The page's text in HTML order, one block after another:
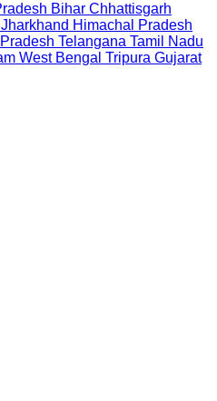
Bihar Chhattisgarh
Jharkhand Himachal Pradesh
Telangana Tamil Nadu
West Bengal Tripura Gujarat